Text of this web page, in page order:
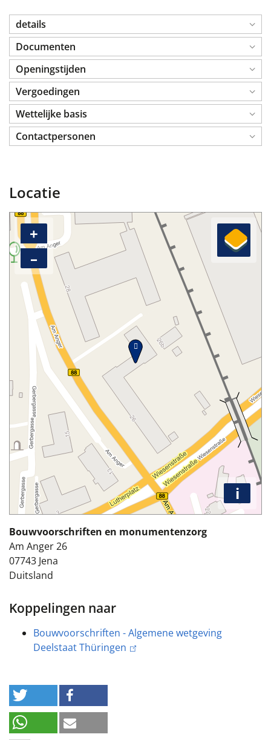
details
Documenten
Openingstijden
Vergoedingen
Wettelijke basis
Contactpersonen
Locatie
+
–
i
Bouwvoorschriften en monumentenzorg
Am Anger 26
07743 Jena
Duitsland
Koppelingen naar
Bouwvoorschriften - Algemene wetgeving
Deelstaat Thüringen